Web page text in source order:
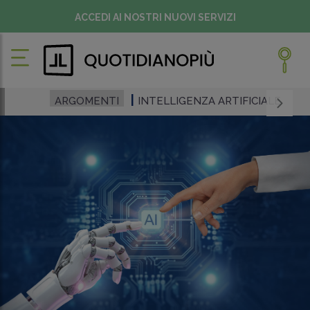
ACCEDI AI NOSTRI NUOVI SERVIZI
ARGOMENTI INTELLIGENZA ARTIFICIALE